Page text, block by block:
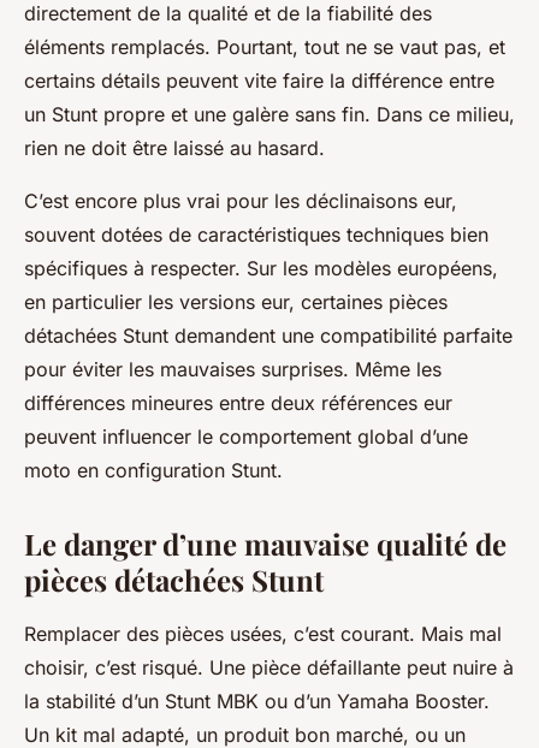
directement de la qualité et de la fiabilité des
éléments remplacés. Pourtant, tout ne se vaut pas, et
certains détails peuvent vite faire la différence entre
un Stunt propre et une galère sans fin. Dans ce milieu,
rien ne doit être laissé au hasard.
C’est encore plus vrai pour les déclinaisons eur,
souvent dotées de caractéristiques techniques bien
spécifiques à respecter. Sur les modèles européens,
en particulier les versions eur, certaines pièces
détachées Stunt demandent une compatibilité parfaite
pour éviter les mauvaises surprises. Même les
différences mineures entre deux références eur
peuvent influencer le comportement global d’une
moto en configuration Stunt.
Le danger d’une mauvaise qualité de
pièces détachées Stunt
Remplacer des pièces usées, c’est courant. Mais mal
choisir, c’est risqué. Une pièce défaillante peut nuire à
la stabilité d’un Stunt MBK ou d’un Yamaha Booster.
Un kit mal adapté, un produit bon marché, ou un